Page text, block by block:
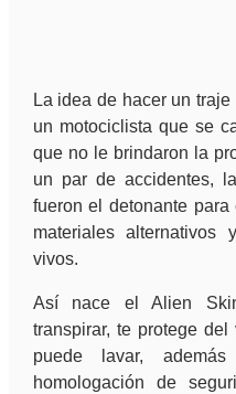
La idea de hacer un
un motociclista que se
que no le brindaron la
un par de accidentes,
fueron el detonante
materiales
vivos.
Así nace el Alien
transpirar, te protege
puede lavar,
homologación de